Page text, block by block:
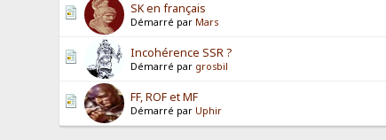
SK en français
Démarré par Mars
Incohérence SSR ?
Démarré par grosbil
FF, ROF et MF
Démarré par Uphir